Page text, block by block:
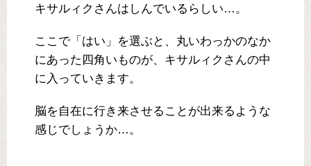
キサルィクさんはしんでいるらしい…。
ここで「はい」を選ぶと、丸いわっかのなか
にあった四角いものが、キサルィクさんの中
に入っていきます。
脳を自在に行き来させることが出来るような
感じでしょうか…。